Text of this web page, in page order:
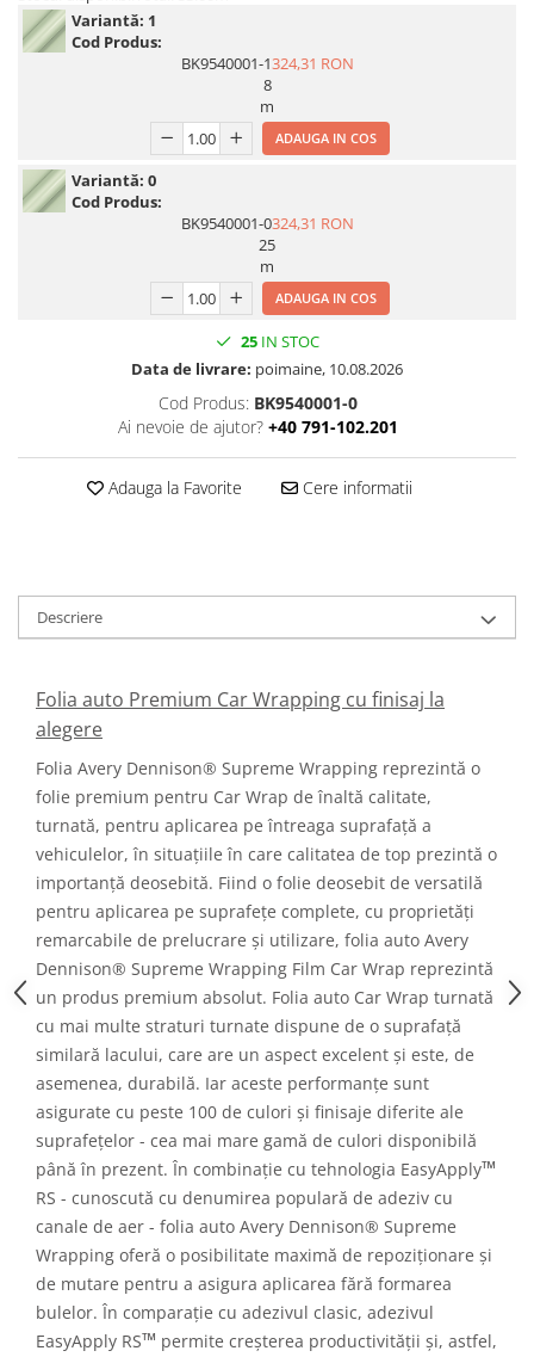
Print format mare
Cast
Folie termo transfer
Benzi și covoare anti-alunecare
Variantă: 1
Cod Produs:
BK9540001-1324,31 RON
8
m
ADAUGA IN COS
Variantă: 0
Cod Produs:
BK9540001-0324,31 RON
25
m
ADAUGA IN COS
25IN STOC
Data de livrare: poimaine, 10.08.2026
Cod Produs: BK9540001-0
Ai nevoie de ajutor? +40 791-102.201
Adauga la Favorite Cere informatii
Descriere
Folia auto Premium Car Wrapping cu finisaj la
alegere
Folia Avery Dennison® Supreme Wrapping reprezintă o
folie premium pentru Car Wrap de înaltă calitate,
turnată, pentru aplicarea pe întreaga suprafață a
vehiculelor, în situațiile în care calitatea de top prezintă o
importanță deosebită. Fiind o folie deosebit de versatilă
pentru aplicarea pe suprafețe complete, cu proprietăți
remarcabile de prelucrare și utilizare, folia auto Avery
Dennison® Supreme Wrapping Film Car Wrap reprezintă
un produs premium absolut. Folia auto Car Wrap turnată
cu mai multe straturi turnate dispune de o suprafață
similară lacului, care are un aspect excelent și este, de
asemenea, durabilă. Iar aceste performanțe sunt
asigurate cu peste 100 de culori și finisaje diferite ale
suprafețelor - cea mai mare gamă de culori disponibilă
până în prezent. În combinație cu tehnologia EasyApply™
RS - cunoscută cu denumirea populară de adeziv cu
canale de aer - folia auto Avery Dennison® Supreme
Wrapping oferă o posibilitate maximă de repoziționare și
de mutare pentru a asigura aplicarea fără formarea
bulelor. În comparație cu adezivul clasic, adezivul
EasyApply RS™ permite creșterea productivității și, astfel,